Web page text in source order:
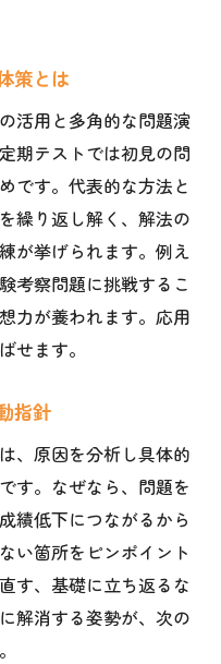
めの学び方
は基礎固めから
く勉強法の工夫
変える思考法
けの塾活用術
的に活かす方法
リットと注意点
目学習術
良く学ぶコツ
い理系科目勉強法
の活用で成果が出る
バランスを保つ方法
理系科目計画例
塾活用ポイント
る塾の選び方
策とは
活用と多角的な問題演
期テストでは初見の問
です。代表的な方法と
繰り返し解く、解法の
が挙げられます。例え
考察問題に挑戦するこ
力が養われます。応用
せます。
指針
、原因を分析し具体的
す。なぜなら、問題を
績低下につながるから
い箇所をピンポイント
す、基礎に立ち返るな
解消する姿勢が、次の